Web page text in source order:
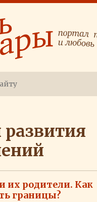
их родители. Как
границы?